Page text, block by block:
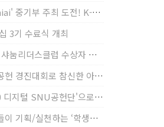
캠퍼스타운 입주기업 'Aniai' 중기부 주최 도전! K-스타트업 대상 수상
3기 수료식 개최
글로벌사회공헌단, 2020 샤눔리더스클럽 수상자 시상
글로벌사회공헌단, 사회공헌 경진대회로 참신한 아이디어 발굴, 지원
글로벌사회공헌단, '2020 디지털 SNU공헌단'으로 새로운 사회공헌에 도전
글로벌사회공헌단, 학생들이 기획/실천하는 ‘학생사회공헌단 프로젝트’ 진행